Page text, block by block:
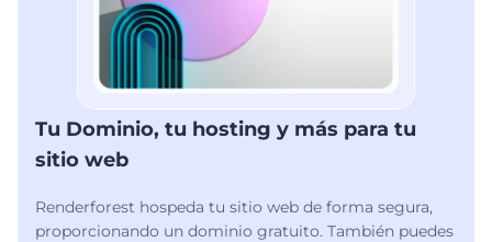
Tu Dominio, tu hosting y más para tu
sitio web
Renderforest hospeda tu sitio web de forma segura,
proporcionando un dominio gratuito. También puedes